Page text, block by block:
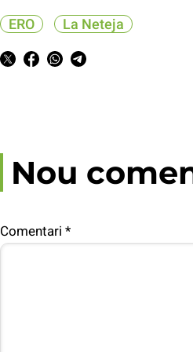
ERO La Neteja
Nou
Comentari *